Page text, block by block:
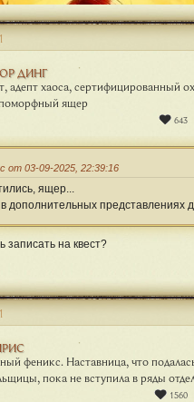
ДИНГ
адепт хаоса, сертифицированный
ящер
643
03-09-2025, 22:39:16
ящер...
дополнительных представлениях
записать на квест?
феникс. Наставница, что
пока не вступила в ряды
1560